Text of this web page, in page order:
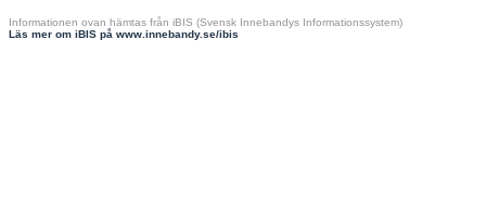
Informationen ovan hämtas från iBIS (Svensk Innebandys Informationssystem)
Läs mer om iBIS på www.innebandy.se/ibis